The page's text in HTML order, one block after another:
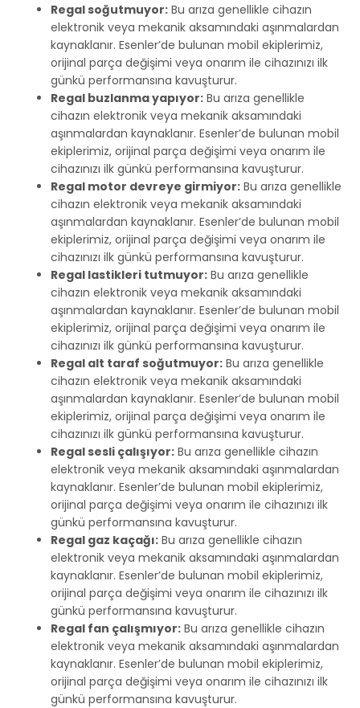
Regal soğutmuyor: Bu arıza genellikle cihazın
elektronik veya mekanik aksamındaki aşınmalardan
kaynaklanır. Esenler’de bulunan mobil ekiplerimiz,
orijinal parça değişimi veya onarım ile cihazınızı ilk
günkü performansına kavuşturur.
Regal buzlanma yapıyor: Bu arıza genellikle
cihazın elektronik veya mekanik aksamındaki
aşınmalardan kaynaklanır. Esenler’de bulunan mobil
ekiplerimiz, orijinal parça değişimi veya onarım ile
cihazınızı ilk günkü performansına kavuşturur.
Regal motor devreye girmiyor: Bu arıza genellikle
cihazın elektronik veya mekanik aksamındaki
aşınmalardan kaynaklanır. Esenler’de bulunan mobil
ekiplerimiz, orijinal parça değişimi veya onarım ile
cihazınızı ilk günkü performansına kavuşturur.
Regal lastikleri tutmuyor: Bu arıza genellikle
cihazın elektronik veya mekanik aksamındaki
aşınmalardan kaynaklanır. Esenler’de bulunan mobil
ekiplerimiz, orijinal parça değişimi veya onarım ile
cihazınızı ilk günkü performansına kavuşturur.
Regal alt taraf soğutmuyor: Bu arıza genellikle
cihazın elektronik veya mekanik aksamındaki
aşınmalardan kaynaklanır. Esenler’de bulunan mobil
ekiplerimiz, orijinal parça değişimi veya onarım ile
cihazınızı ilk günkü performansına kavuşturur.
Regal sesli çalışıyor: Bu arıza genellikle cihazın
elektronik veya mekanik aksamındaki aşınmalardan
kaynaklanır. Esenler’de bulunan mobil ekiplerimiz,
orijinal parça değişimi veya onarım ile cihazınızı ilk
günkü performansına kavuşturur.
Regal gaz kaçağı: Bu arıza genellikle cihazın
elektronik veya mekanik aksamındaki aşınmalardan
kaynaklanır. Esenler’de bulunan mobil ekiplerimiz,
orijinal parça değişimi veya onarım ile cihazınızı ilk
günkü performansına kavuşturur.
Regal fan çalışmıyor: Bu arıza genellikle cihazın
elektronik veya mekanik aksamındaki aşınmalardan
kaynaklanır. Esenler’de bulunan mobil ekiplerimiz,
orijinal parça değişimi veya onarım ile cihazınızı ilk
günkü performansına kavuşturur.